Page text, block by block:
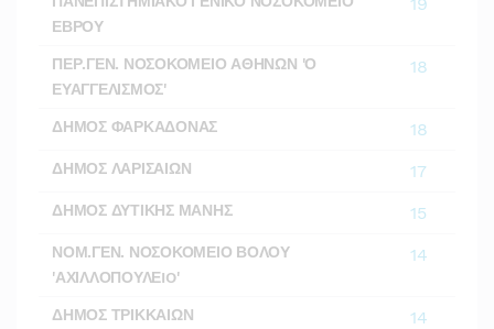
ΕΒΡΟΥ
ΠΕΡ.ΓΕΝ. ΝΟΣΟΚΟΜΕΙΟ ΑΘΗΝΩΝ 'Ο
ΕΥΑΓΓΕΛΙΣΜΟΣ'
18
ΔΗΜΟΣ ΦΑΡΚΑΔΟΝΑΣ 18
ΔΗΜΟΣ ΛΑΡΙΣΑΙΩΝ 17
ΔΗΜΟΣ ΔΥΤΙΚΗΣ ΜΑΝΗΣ 15
ΝΟΜ.ΓΕΝ. ΝΟΣΟΚΟΜΕΙΟ ΒΟΛΟΥ
'ΑΧΙΛΛΟΠΟΥΛΕIO'
14
ΔΗΜΟΣ ΤΡΙΚΚΑΙΩΝ 14